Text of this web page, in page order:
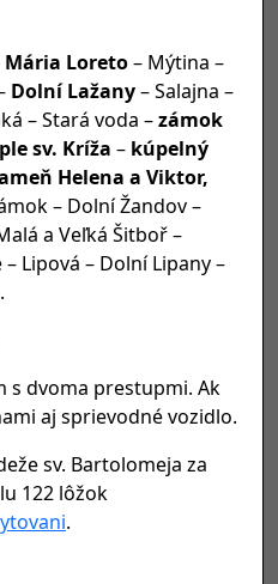
Mária Loreto– Mýtina –
Dolní Lažany– Salajna –
– Stará voda –zámok
sv. Kríža – kúpelný
Helena a Viktor,
– Dolní Žandov –
a Veľká Šitboř –
Lipová – Dolní Lipany –
s dvoma prestupmi. Ak
aj sprievodné vozidlo.
sv. Bartolomeja za
122 lôžok
.